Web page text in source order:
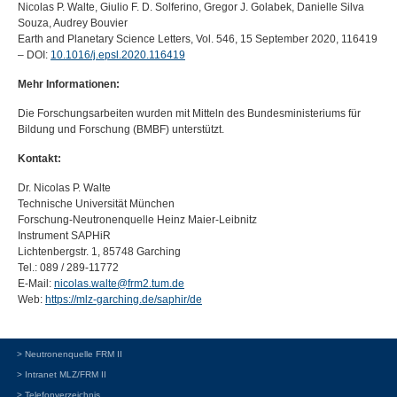
Nicolas P. Walte, Giulio F. D. Solferino, Gregor J. Golabek, Danielle Silva
Souza, Audrey Bouvier
Earth and Planetary Science Letters, Vol. 546, 15 September 2020, 116419
– DOI : 10.1016/j.epsl.2020.116419
Mehr Informationen:
Die Forschungsarbeiten wurden mit Mitteln des Bundesministeriums für
Bildung und Forschung (BMBF) unterstützt.
Kontakt:
Dr. Nicolas P. Walte
Technische Universität München
Forschung-Neutronenquelle Heinz Maier-Leibnitz
Instrument SAPHiR
Lichtenbergstr. 1, 85748 Garching
Tel.: 089 / 289-11772
E-Mail: nicolas.walte@frm2.tum.de
Web: https://mlz-garching.de/saphir/de
> Neutronenquelle FRM II
> Intranet MLZ/FRM II
> Telefonverzeichnis